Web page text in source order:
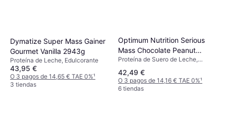
Dymatize Super Mass Gainer
Gourmet Vanilla 2943g
Proteína de Leche, Edulcorante
43,95 €
O 3 pagos de 14,65 € TAE 0%¹
3 tiendas
Optimum Nutrition Serious
Mass Chocolate Peanut
Butter 2.73kg
Proteína de Suero de Leche,
Vitamina D, Vitamina C, Cobre,
Hierro, Potasio, Calcio, Yodo, Zinc,
Magnesio, Selenio, Manganeso,
42,49 €
O 3 pagos de 14,16 € TAE 0%¹
6 tiendas